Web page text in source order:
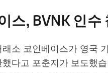
스, BVNK 인수
소 코인베이스가 영국
다고 포춘지가 보도했